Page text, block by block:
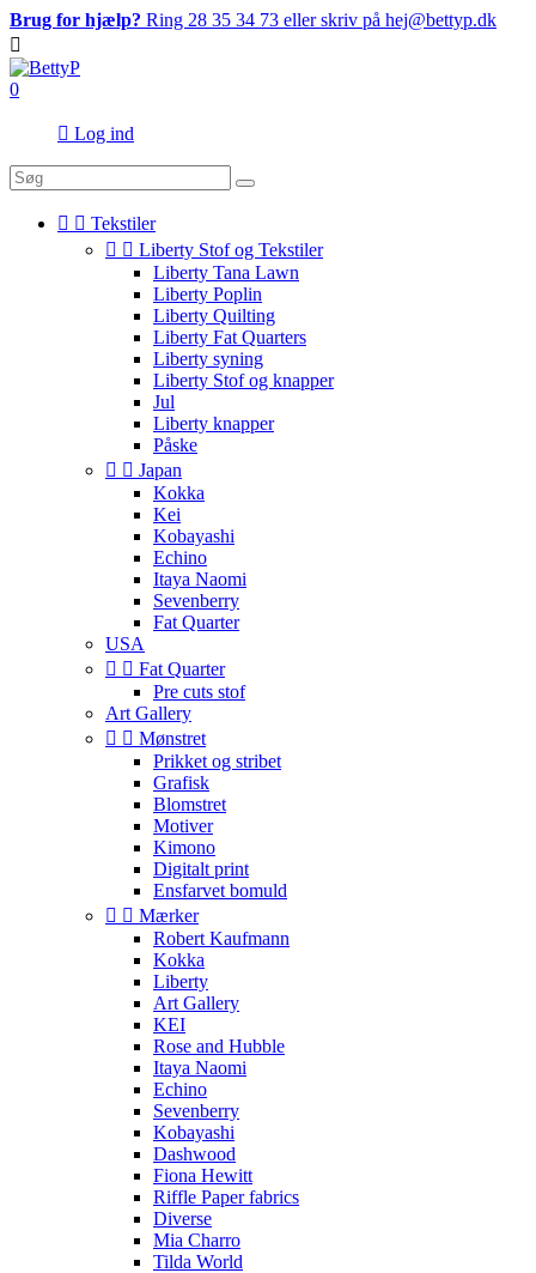
Brug for hjælp? Ring 28 35 34 73 eller skriv på hej@bettyp.dk

0
 Log ind
  Tekstiler
  Liberty Stof og Tekstiler
Liberty Tana Lawn
Liberty Poplin
Liberty Quilting
Liberty Fat Quarters
Liberty syning
Liberty Stof og knapper
Jul
Liberty knapper
Påske
  Japan
Kokka
Kei
Kobayashi
Echino
Itaya Naomi
Sevenberry
Fat Quarter
USA
  Fat Quarter
Pre cuts stof
Art Gallery
  Mønstret
Prikket og stribet
Grafisk
Blomstret
Motiver
Kimono
Digitalt print
Ensfarvet bomuld
  Mærker
Robert Kaufmann
Kokka
Liberty
Art Gallery
KEI
Rose and Hubble
Itaya Naomi
Echino
Sevenberry
Kobayashi
Dashwood
Fiona Hewitt
Riffle Paper fabrics
Diverse
Mia Charro
Tilda World